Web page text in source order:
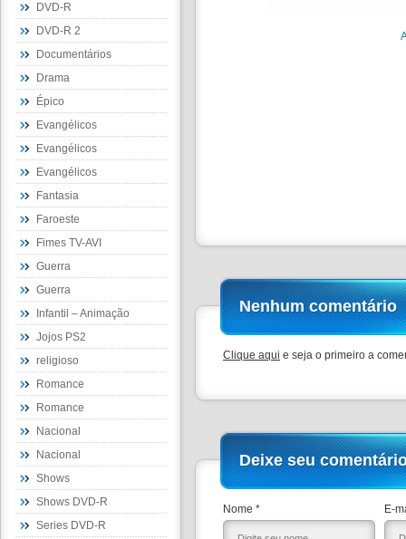
DVD-R
DVD-R 2
Documentários
Drama
Épico
Evangélicos
Evangélicos
Evangélicos
Fantasia
Faroeste
Fimes TV-AVI
Guerra
Guerra
Infantil – Animação
Jojos PS2
religioso
Romance
Romance
Nacional
Nacional
Shows
Shows DVD-R
Series DVD-R
Nenhum comentário
Clique aqui e seja o primeiro a
Deixe seu
Nome * E-